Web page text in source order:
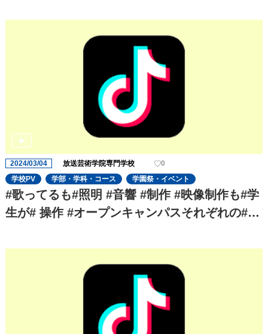
2024/03/04 放送芸術学院専門学校
0
学校PV
学部・学科・コース 学園祭・イベント
#歌ってるも#照明 #音響 #制作 #映像制作も#学
生が# 操作 #オープンキャンパスそれぞれの#お